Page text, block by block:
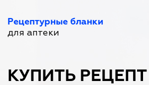
Рецептурные бланки
для аптеки
КУПИТЬ РЕЦЕПТ